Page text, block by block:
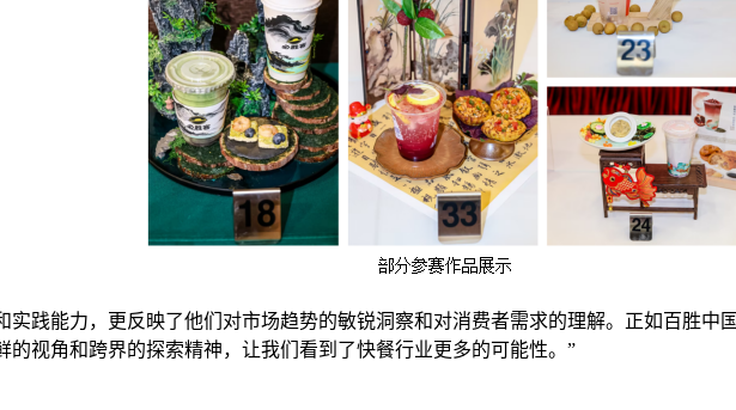
践能力，更反映了他们对市场趋势的敏锐洞察和对消费者需求的理解。正如百胜中
视角和跨界的探索精神，让我们看到了快餐行业更多的可能性。”